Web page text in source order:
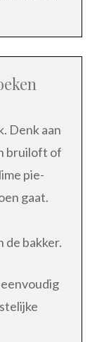
Denk aan
bruiloft of
pie-
gaat.
de bakker.